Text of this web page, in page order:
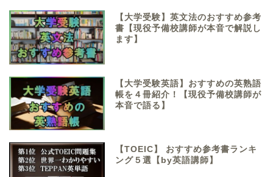
【大学受験】英文法のおすすめ参考
書【現役予備校講師が本音で解説し
ます】
【大学受験英語】おすすめの英熟語
帳を４冊紹介！【現役予備校講師が
本音で語る】
【TOEIC】 おすすめ参考書ランキ
ング５選【by英語講師】